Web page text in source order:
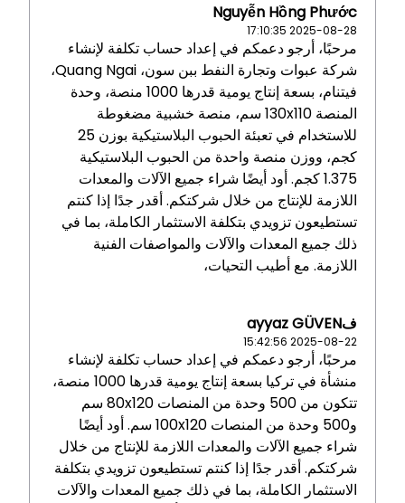
Nguyễn Hồng Phước
2025-08-28 17:10:35
مرحبًا، أرجو دعمكم في إعداد حساب تكلفة لإنشاء
شركة عبوات وتجارة النفط ببن سون، Quang Ngai،
فيتنام، بسعة إنتاج يومية قدرها 1000 منصة، وحدة
المنصة 130x110 سم، منصة خشبية مضغوطة
للاستخدام في تعبئة الحبوب البلاستيكية بوزن 25
كجم، ووزن منصة واحدة من الحبوب البلاستيكية
1.375 كجم. أود أيضًا شراء جميع الآلات والمعدات
اللازمة للإنتاج من خلال شركتكم. أقدر جدًا إذا كنتم
تستطيعون تزويدي بتكلفة الاستثمار الكاملة، بما في
ذلك جميع المعدات والآلات والمواصفات الفنية
اللازمة. مع أطيب التحيات،
فayyaz GÜVEN
2025-08-22 15:42:56
مرحبًا، أرجو دعمكم في إعداد حساب تكلفة لإنشاء
منشأة في تركيا بسعة إنتاج يومية قدرها 1000 منصة،
تتكون من 500 وحدة من المنصات 80x120 سم
و500 وحدة من المنصات 100x120 سم. أود أيضًا
شراء جميع الآلات والمعدات اللازمة للإنتاج من خلال
شركتكم. أقدر جدًا إذا كنتم تستطيعون تزويدي بتكلفة
الاستثمار الكاملة، بما في ذلك جميع المعدات والآلات